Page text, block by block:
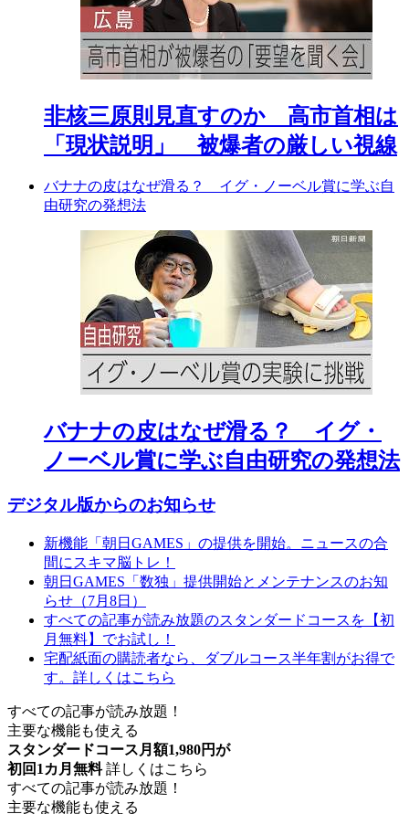
非核三原則見直すのか 高市首相は
「現状説明」 被爆者の厳しい視線
バナナの皮はなぜ滑る？ イグ・ノーベル賞に学ぶ自
由研究の発想法
バナナの皮はなぜ滑る？ イグ・
ノーベル賞に学ぶ自由研究の発想法
デジタル版からのお知らせ
新機能「朝日GAMES」の提供を開始。ニュースの合
間にスキマ脳トレ！
朝日GAMES「数独」提供開始とメンテナンスのお知
らせ（7月8日）
すべての記事が読み放題のスタンダードコースを【初
月無料】でお試し！
宅配紙面の購読者なら、ダブルコース半年割がお得で
す。詳しくはこちら
すべての記事が読み放題！
主要な機能も使える
スタンダードコース月額1,980円が
初回1カ月無料 詳しくはこちら
すべての記事が読み放題！
主要な機能も使える